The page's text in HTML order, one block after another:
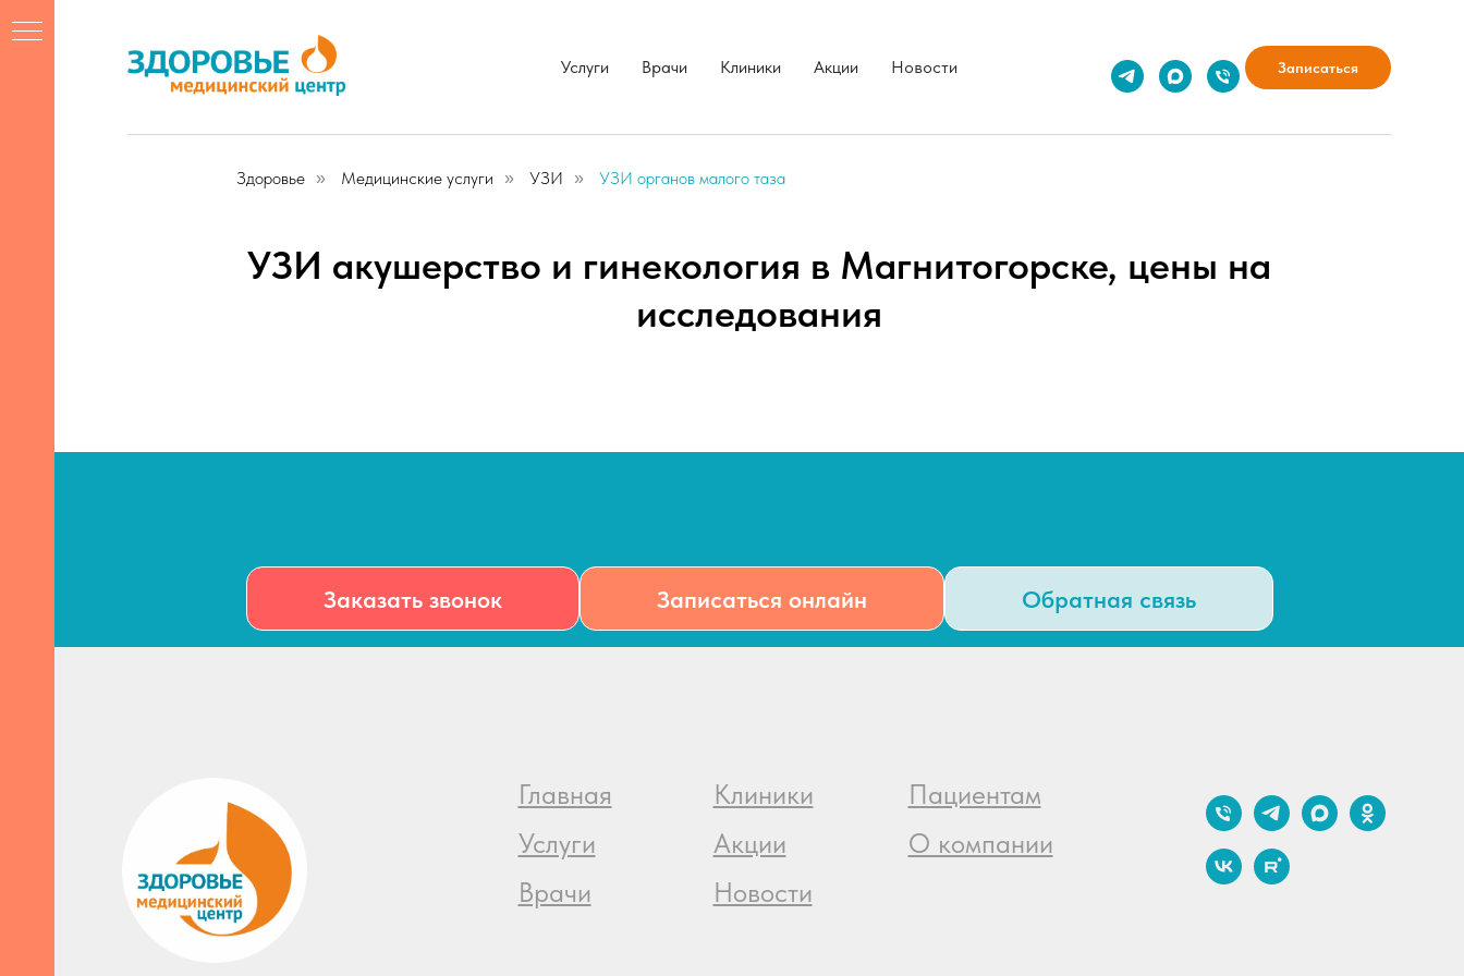
Услуги Врачи Клиники Акции Новости Записаться
Здоровье » Медицинские услуги » УЗИ » УЗИ органов малого таза
УЗИ акушерство и гинекология в Магнитогорске, цены на
исследования
Заказать звонок Записаться онлайн Обратная связь
Главная
Услуги
Врачи
Клиники
Акции
Новости
Пациентам
О компании